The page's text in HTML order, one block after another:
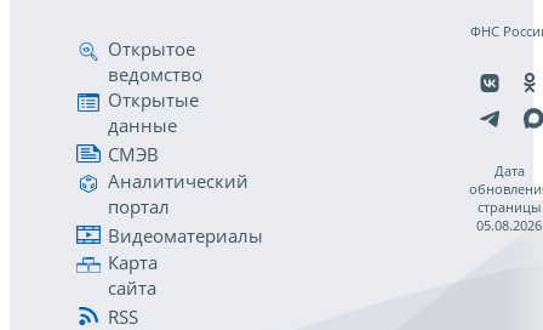
Открытое
ведомство
Открытые
данные
СМЭВ
Аналитический
портал
Видеоматериалы
Карта
сайта
RSS
ФНС
Дата
страницы
05.08.2026